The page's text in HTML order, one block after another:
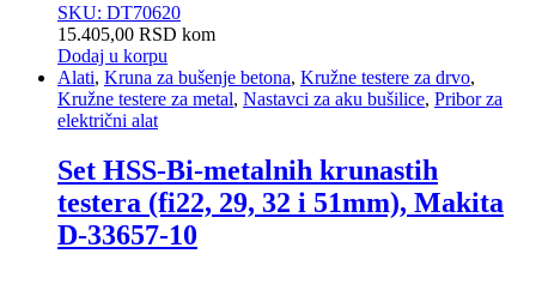
SKU: DT70620
15.405,00 RSD kom
Dodaj u korpu
Alati, Kruna za bušenje betona, Kružne testere za drvo,
Kružne testere za metal, Nastavci za aku bušilice, Pribor za
električni alat
Set HSS-Bi-metalnih krunastih
testera (fi22, 29, 32 i 51mm), Makita
D-33657-10